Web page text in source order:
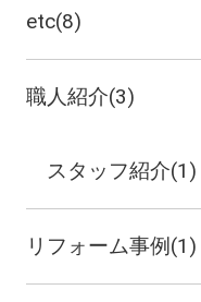
etc(8)
職人紹介(3)
スタッフ紹介(1)
リフォーム事例(1)